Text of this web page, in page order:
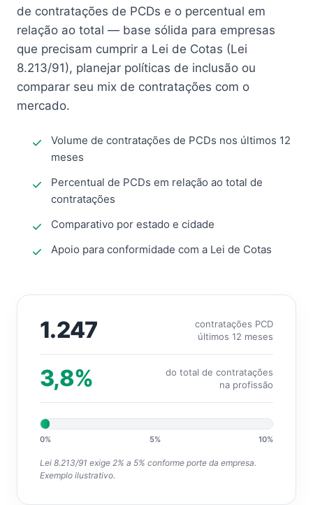
de contratações de PCDs e o percentual em
relação ao total — base sólida para empresas
que precisam cumprir a Lei de Cotas (Lei
8.213/91), planejar políticas de inclusão ou
comparar seu mix de contratações com o
mercado.
Volume de contratações de PCDs nos últimos 12
meses
Percentual de PCDs em relação ao total de
contratações
Comparativo por estado e cidade
Apoio para conformidade com a Lei de Cotas
1.247
contratações PCD
últimos 12 meses
3,8%
do total de contratações
na profissão
0% 5% 10%
Lei 8.213/91 exige 2% a 5% conforme porte da empresa.
Exemplo ilustrativo.